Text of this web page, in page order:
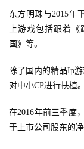
东方明珠与2015年
上游戏包括跟着
国》等。
除了国内的精品Ip
对中小CP进行扶植。
在2016年前三季度
于上市公司股东的净